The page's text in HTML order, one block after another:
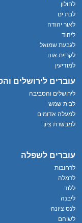
לחולון
לבת ים
לאור יהודה
ליהוד
לגבעת שמואל
לקריית אונו
למודיעין
עוברים לירושלים
לירושלים והסביבה
לבית שמש
למעלה אדומים
למבשרת ציון
עוברים לשפלה
לרחובות
לרמלה
ללוד
ליבנה
לנס ציונה
לשוהם